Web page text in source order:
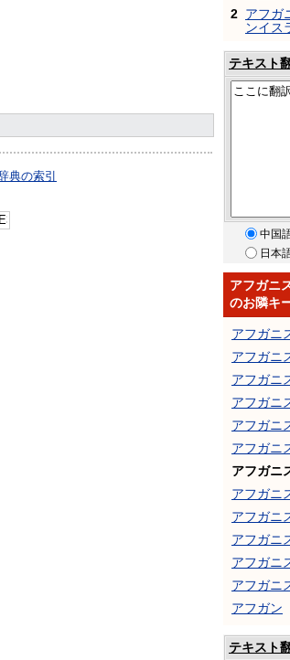
典の索引
2 アフガ
ンイス
テキスト
中国
日本
アフガニ
のお隣キ
アフガニ
アフガニ
アフガニ
アフガニ
アフガニ
アフガニ
アフガニ
アフガニ
アフガニ
アフガニ
アフガニ
アフガニ
アフガン
テキスト